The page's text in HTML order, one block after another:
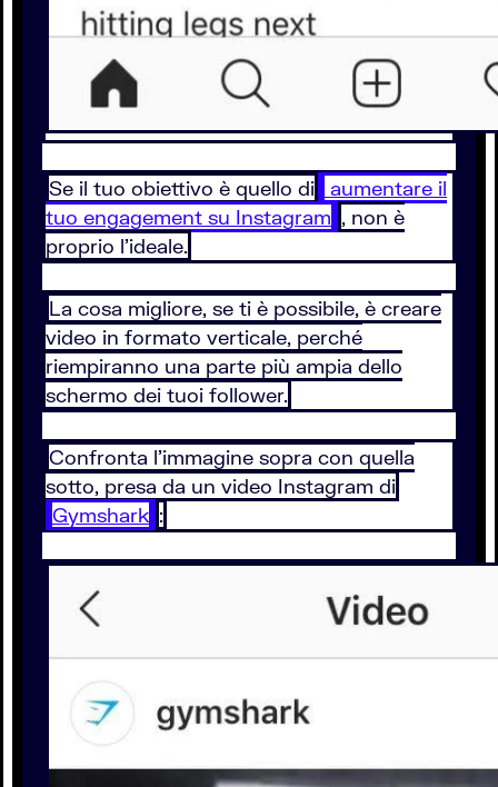
Se il tuo obiettivo è quello di
aumentare il
tuo engagement su Instagram , non è
proprio l’ideale.
La cosa migliore, se ti è possibile, è creare
video in formato verticale, perché
riempiranno una parte più ampia dello
schermo dei tuoi follower.
Confronta l’immagine sopra con quella
sotto, presa da un video Instagram di
Gymshark :